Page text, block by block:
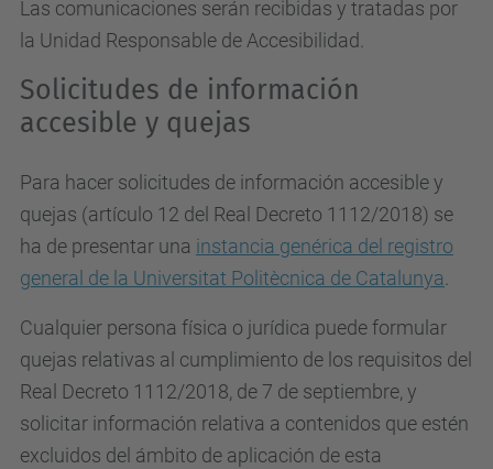
Las comunicaciones serán recibidas y tratadas por
la Unidad Responsable de Accesibilidad.
Solicitudes de información
accesible y quejas
Para hacer solicitudes de información accesible y
quejas (artículo 12 del Real Decreto 1112/2018) se
ha de presentar una instancia genérica del registro
general de la Universitat Politècnica de Catalunya
Cualquier persona física o jurídica puede formular
quejas relativas al cumplimiento de los requisitos del
Real Decreto 1112/2018, de 7 de septiembre, y
solicitar información relativa a contenidos que estén
excluidos del ámbito de aplicación de esta